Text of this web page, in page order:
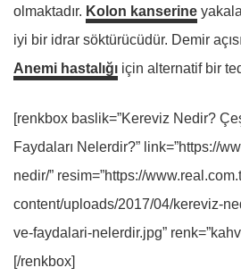
olmaktadır. Kolon kanserine
iyi bir idrar söktürücüdür. Demir
Anemi hastalığı için alternatif bir
[renkbox baslik=”Kereviz Nedir?
Faydaları Nelerdir?” link=”https://
nedir/” resim=”https://
content/uploads/2017/04/kereviz-
ve-faydalari-nelerdir.jpg”
[/renkbox]